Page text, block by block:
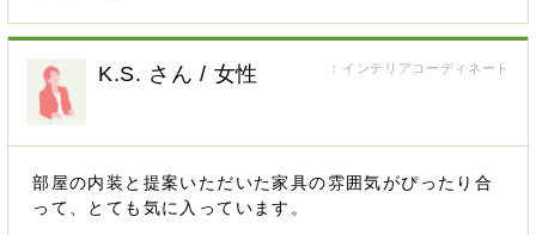
：インテリアコーディネート
K.S. さん / 女性
部屋の内装と提案いただいた家具の雰囲気がぴったり合
って、とても気に入っています。